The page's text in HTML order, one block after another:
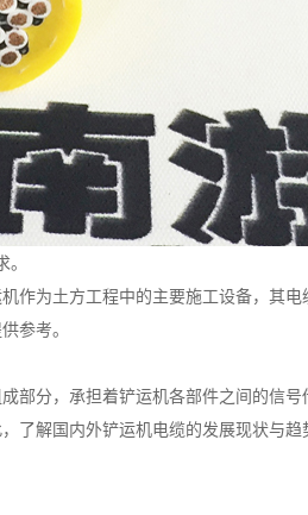
作为土方工程中的主要施工设备，其
参考。
部分，承担着铲运机各部件之间的信
了解国内外铲运机电缆的发展现状与